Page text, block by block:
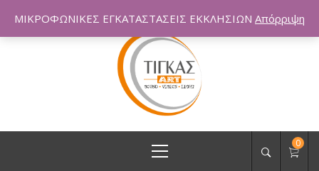
content
Menu
0
ΜΙΚΡΟΦΩΝΙΚΕΣ ΕΓΚΑΤΑΣΤΑΣΕΙΣ ΕΚΚΛΗΣΙΩΝ Απόρριψη